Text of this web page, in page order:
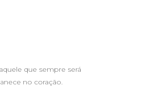
que sempre será
no coração.